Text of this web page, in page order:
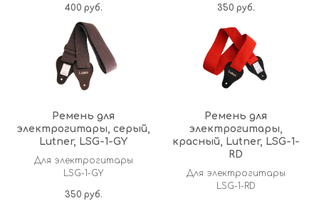
400 руб. 350 руб.
Ремень для
электрогитары, серый,
Lutner, LSG-1-GY
Для электрогитары
LSG-1-GY
350 руб.
Ремень для
электрогитары,
красный, Lutner, LSG-1-
RD
Для электрогитары
LSG-1-RD